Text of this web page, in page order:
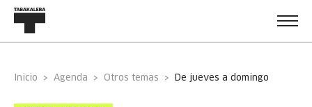
Inicio Agenda Otros temas de jueves a domingo